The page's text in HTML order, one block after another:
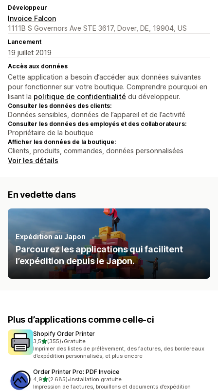
Développeur
Invoice Falcon
1111B S Governors Ave STE 3617, Dover, DE, 19904, US
Lancement
19 juillet 2019
Accès aux données
Cette application a besoin d’accéder aux données suivantes
pour fonctionner sur votre boutique. Comprendre pourquoi en
lisant la politique de confidentialité du développeur.
Consulter les données des clients:
Données sensibles, données de l’appareil et de l’activité
Consulter les données des employés et des collaborateurs:
Propriétaire de la boutique
Afficher les données de la boutique:
Clients, produits, commandes, données personnalisées
Voir les détails
En vedette dans
Expédition au Japon
Parcourez les applications qui facilitent
l’expédition depuis le Japon.
Plus d’applications comme celle-ci
Shopify Order Printer
3,5étoile(s) sur 5
(355)
355 avis au total
•Gratuite
Imprimer des listes de prélèvement, des factures, des bordereaux
d’expédition personnalisés, et plus encore
Order Printer Pro: PDF Invoice
4,9étoile(s) sur 5
(2 685)
2685 avis au total
•Installation gratuite
Impression de factures, brouillons et documents d’expédition